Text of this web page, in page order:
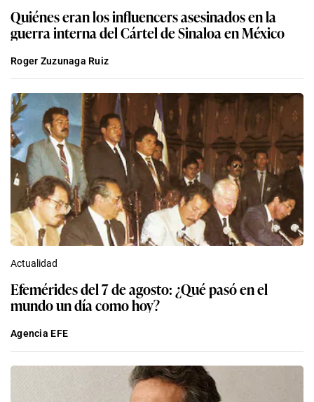
Quiénes eran los influencers asesinados en la
guerra interna del Cártel de Sinaloa en México
Roger Zuzunaga Ruiz
Actualidad
Efemérides del 7 de agosto: ¿Qué pasó en el
mundo un día como hoy?
Agencia EFE